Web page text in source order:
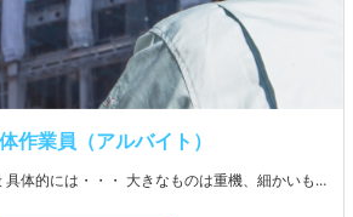
作業員（アルバイト）
○建物解体に伴う作業全般 具体的には・・・ 大きなものは重機、細かいものはバールなどを使って住宅やマンション、商業施設の内装・外装を解体します。 廃材ごとに分別し、処分場までの運搬に伴う補助業務をお願いします。 慣れてきたら運搬業務もお任せします。 処分場までの距離は現場により変動。 先輩社員がしっかりフォローするので安心です。 ★経験者・同業からの転職者は即戦力としてご活躍いただけます！